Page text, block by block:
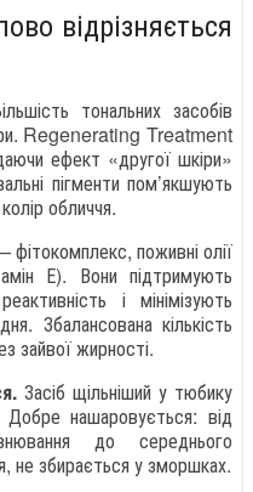
відрізняється
тональних засобів
Regenerating Treatment
ефект «другої шкіри»
пігменти пом’якшують
обличчя.
фітокомплекс, поживні олії
Е). Вони підтримують
і мінімізують
Збалансована кількість
зайвої жирності.
Засіб щільніший у тюбику
нашаровується: від
до середнього
не збирається у зморшках.